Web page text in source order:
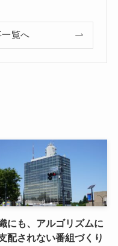
一覧へ
にも、アルゴリズムに
配されない番組づくり